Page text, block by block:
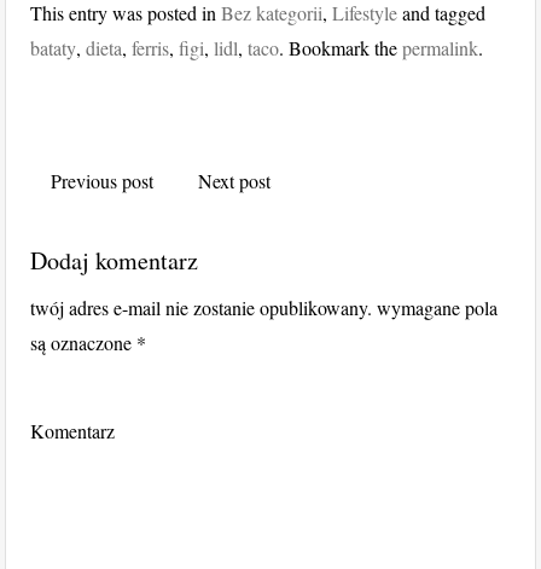
This entry was posted inBez kategorii,Lifestyleand tagged
bataty,dieta,ferris,figi,lidl,taco. Bookmark thepermalink.
Previous post Next post
Dodaj komentarz
twój adres e-mail nie zostanie opublikowany. wymagane pola
są oznaczone *
Komentarz